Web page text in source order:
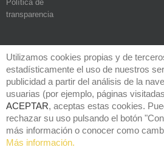
Política de
transparencia
Utilizamos cookies propias y de
estadísticamente el uso de nuestros
publicidad a partir del análisis de la
usuarias (por ejemplo, páginas
ACEPTAR, aceptas estas cookies.
rechazar su uso pulsando el botón
más información o conocer como
Más información.